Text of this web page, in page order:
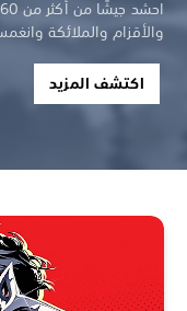
والأقزام والملائكة
اكتشف المزيد